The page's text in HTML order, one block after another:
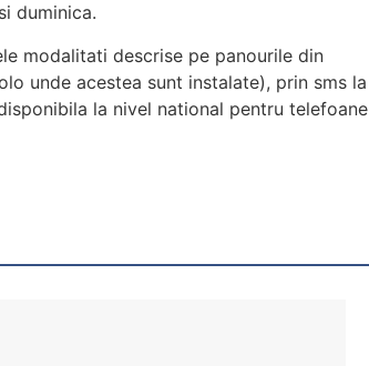
duminica.
modalitati descrise pe panourile din
unde acestea sunt instalate), prin sms la
la nivel national pentru telefoane